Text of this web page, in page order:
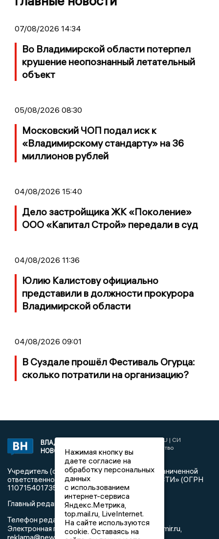
07/08/2026 14:34
Во Владимирской области потерпел
крушение неопознанный летательный
объект
05/08/2026 08:30
Московский ЧОП подал иск к
«Владимирскому стандарту» на 36
миллионов рублей
04/08/2026 15:40
Дело застройщика ЖК «Поколение»
ООО «Капитал Строй» передали в суд
04/08/2026 11:36
Юлию Калистову официально
представили в должности прокурора
Владимирской области
04/08/2026 09:01
В Суздале прошёл Фестиваль Огурца:
сколько потратили на организацию?
ВЛАДИМИРСКИЕ
НОВОСТИ
2017 © NEWSVLADIMIR.RU | СИ
«Информационное агентство
Владимирские новости»
Учредитель (соучредители): Общество с ограниченной
ответственностью «РЕГИОНАЛЬНЫЕ НОВОСТИ» (ОГРН
1107154017354)
Главный редактор: Мазов С. А.
Телефон редакции:8 (4922) 666916
Электронная почта редакции:info@newsvladimir.ru
reklama@newsvladimir.ru
Нажимая кнопку вы
даете согласие на
обработку персональных
данных
с использованием
интернет-сервиса
Яндекс.Метрика,
top.mail.ru, LiveInternet.
На сайте используются
cookie. Оставаясь на